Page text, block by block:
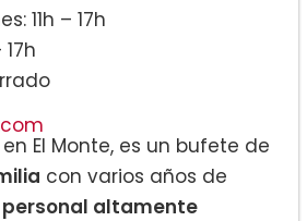
11h – 17h
El Monte, es un bufete de
con varios años de
personal altamente